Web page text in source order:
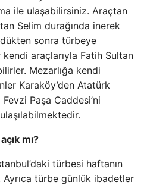
ile ulaşabilirsiniz. Araçtan
Selim durağında inerek
sonra türbeye
araçlarıyla Fatih Sultan
Mezarlığa kendi
Karaköy’den Atatürk
Paşa Caddesi’ni
mı?
türbesi haftanın
Ayrıca türbe günlük ibadetler